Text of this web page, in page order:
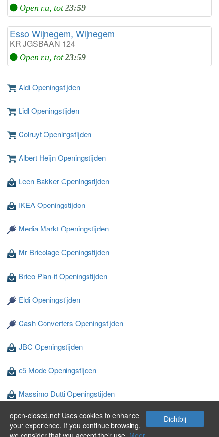
Dichtbij
open-closed.net Uses cookies to enhance
your experience. If you continue browsing,
we consider that you accept their use. Meer
Open nu, tot23:59
Esso Wijnegem, Wijnegem
KRIJGSBAAN 124
Open nu, tot23:59
Aldi Openingstijden
Lidl Openingstijden
Colruyt Openingstijden
Albert Heijn Openingstijden
Leen Bakker Openingstijden
IKEA Openingstijden
Media Markt Openingstijden
Mr Bricolage Openingstijden
Brico Plan-it Openingstijden
Eldi Openingstijden
Cash Converters Openingstijden
JBC Openingstijden
e5 Mode Openingstijden
Massimo Dutti Openingstijden
Wibra Openingstijden